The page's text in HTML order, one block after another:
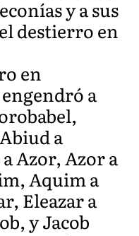
y a sus
destierro en
en
a
a
Azor, Azor a
Aquim a
Eleazar a
y Jacob